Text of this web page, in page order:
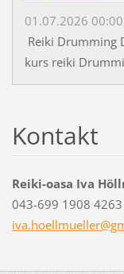
01.07.2026 00:00
Reiki Drumming
kurs reiki
Kontakt
Reiki-oasa Iva
043-699 1908 4263
iva.hoellmueller